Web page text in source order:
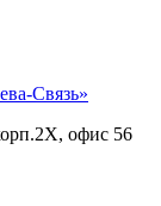
офис 56